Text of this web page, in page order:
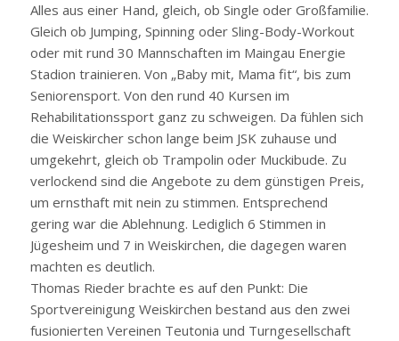
Alles aus einer Hand, gleich, ob Single oder Großfamilie.
Gleich ob Jumping, Spinning oder Sling-Body-Workout
oder mit rund 30 Mannschaften im Maingau Energie
Stadion trainieren. Von „Baby mit, Mama fit“, bis zum
Seniorensport. Von den rund 40 Kursen im
Rehabilitationssport ganz zu schweigen. Da fühlen sich
die Weiskircher schon lange beim JSK zuhause und
umgekehrt, gleich ob Trampolin oder Muckibude. Zu
verlockend sind die Angebote zu dem günstigen Preis,
um ernsthaft mit nein zu stimmen. Entsprechend
gering war die Ablehnung. Lediglich 6 Stimmen in
Jügesheim und 7 in Weiskirchen, die dagegen waren
machten es deutlich.
Thomas Rieder brachte es auf den Punkt: Die
Sportvereinigung Weiskirchen bestand aus den zwei
fusionierten Vereinen Teutonia und Turngesellschaft